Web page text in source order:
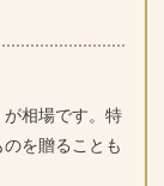
が相場です。特
を贈ることも